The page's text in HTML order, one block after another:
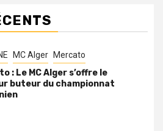
MC Alger Mercato
: Le MC Alger s’offre le
buteur du championnat